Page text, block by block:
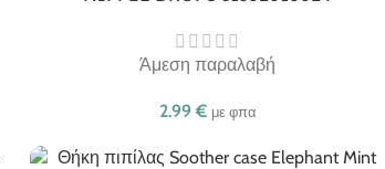
Άμεση παραλαβή
2.99 € με φπα